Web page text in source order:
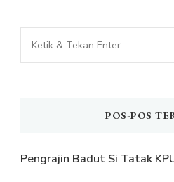
Mencari
Sesuatu?
POS-POS
Pengrajin Badut Si Tatak